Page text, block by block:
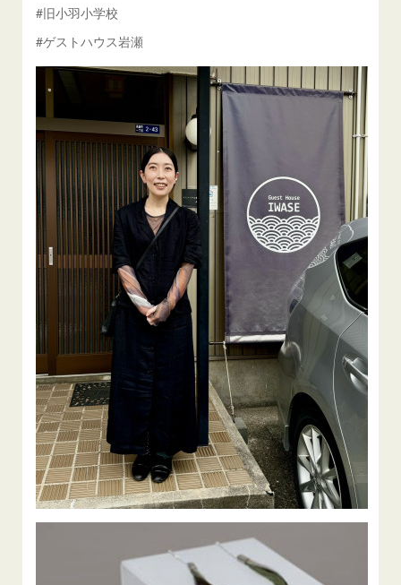
#旧小羽小学校
#ゲストハウス岩瀬